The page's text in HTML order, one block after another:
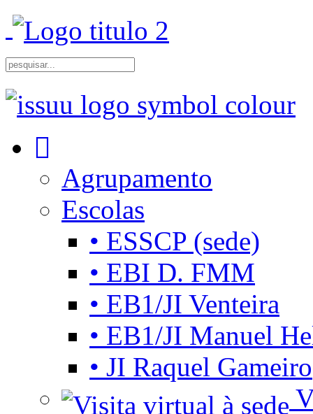
Agrupamento
Escolas
• ESSCP (sede)
• EBI D. FMM
• EB1/JI Venteira
• EB1/JI Manuel
• JI Raquel Gameiro